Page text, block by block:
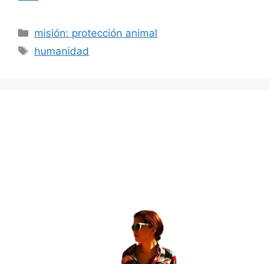
Categorías
misión: protección animal
Etiquetas
humanidad